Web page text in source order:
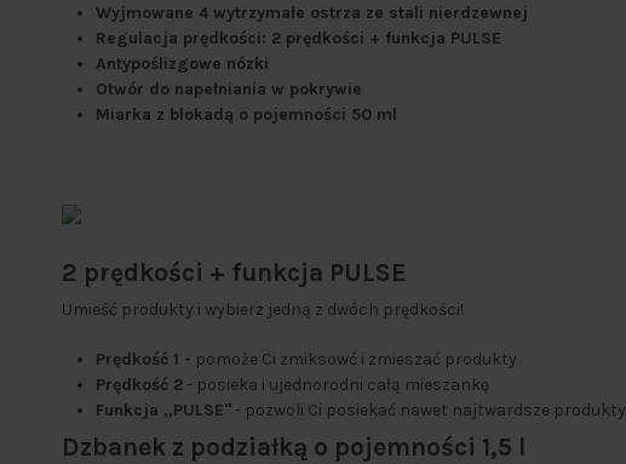
Wyjmowane 4 wytrzymałe ostrza ze stali nierdzewnej
Regulacja prędkości: 2 prędkości + funkcja PULSE
Antypoślizgowe nózki
Otwór do napełniania w pokrywie
Miarka z blokadą o pojemności 50 ml
2 prędkości + funkcja PULSE
Umieść produkty i wybierz jedną z dwóch prędkości!
Prędkość 1 - pomoże Ci zmiksowć i zmieszać produkty
Prędkość 2 - posieka i ujednorodni całą mieszankę
Funkcja „PULSE" - pozwoli Ci posiekać nawet najtwardsze produkty
Dzbanek z podziałką o pojemności 1,5 l